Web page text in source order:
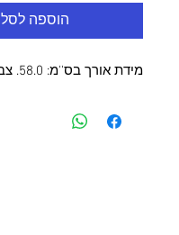
הוספה לסל
מידת אורך בס''מ: 58.0. צבע:שקוף